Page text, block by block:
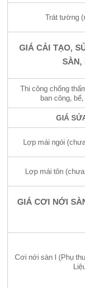
Trát tường
GIÁ CẢI TẠO,
SÀN,
Thi công chống
ban công,
GIÁ
Lợp mái ngói
Lợp mái tôn
GIÁ CƠI NỚI
Cơi nới sàn I (Phụ